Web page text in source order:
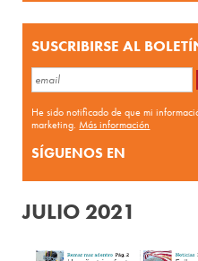
SUSCRIBIRSE AL
He sido notificado de que mi
marketing.Más información
SÍGUENOS EN
JULIO 2021